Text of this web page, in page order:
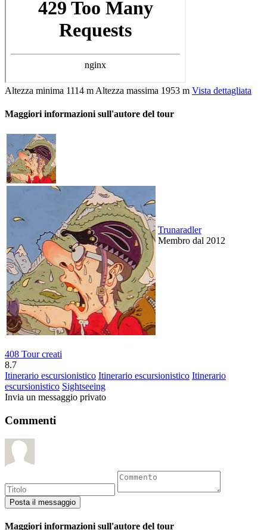
Altezza minima 1114 m Altezza massima 1953 m Vista dettagliata
Maggiori informazioni sull'autore del tour
Trunaradler
Membro dal 2012
408 Tour creati
8.7
Itinerario escursionistico Itinerario escursionistico Itinerario
escursionistico Sightseeing
Invia un messaggio privato
Commenti
Maggiori informazioni sull'autore del tour